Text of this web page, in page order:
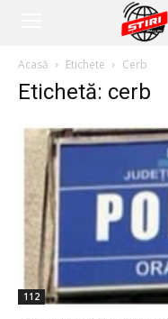
Acasă Etichete Cerb
Etichetă: cerb
112